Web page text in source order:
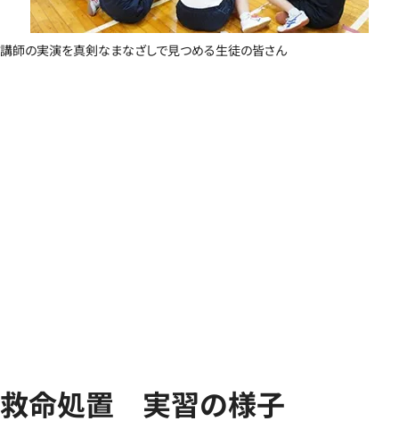
講師の実演を真剣なまなざしで見つめる生徒の皆さん
救命処置 実習の様子